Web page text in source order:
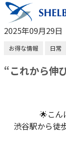
営
2025年09月29日
お得な情報 日常
“これから伸
🌟こん
渋谷駅から徒